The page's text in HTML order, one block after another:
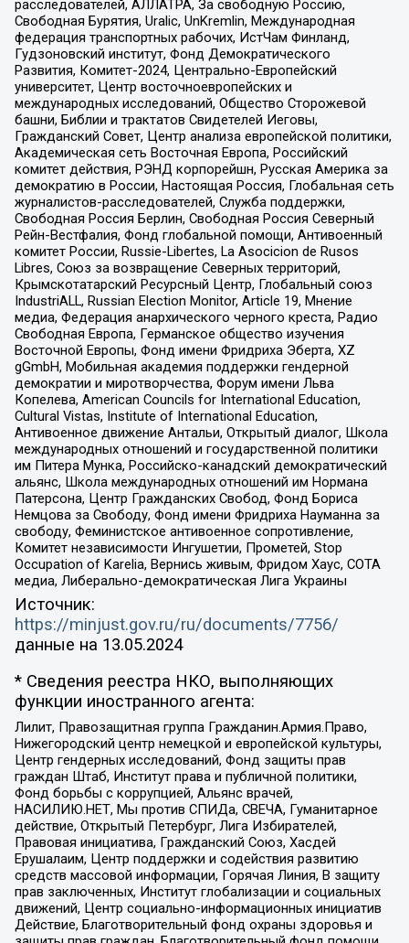
расследователей, АЛЛАТРА, За свободную Россию,
Свободная Бурятия, Uralic, UnKremlin, Международная
федерация транспортных рабочих, ИстЧам Финланд,
Гудзоновский институт, Фонд Демократического
Развития, Комитет-2024, Центрально-Европейский
университет, Центр восточноевропейских и
международных исследований, Общество Сторожевой
башни, Библии и трактатов Свидетелей Иеговы,
Гражданский Совет, Центр анализа европейской политики,
Академическая сеть Восточная Европа, Российский
комитет действия, РЭНД корпорейшн, Русская Америка за
демократию в России, Настоящая Россия, Глобальная сеть
журналистов-расследователей, Служба поддержки,
Свободная Россия Берлин, Свободная Россия Северный
Рейн-Вестфалия, Фонд глобальной помощи, Антивоенный
комитет России, Russie-Libertes, La Asocicion de Rusos
Libres, Союз за возвращение Северных территорий,
Крымскотатарский Ресурсный Центр, Глобальный союз
IndustriALL, Russian Election Monitor, Article 19, Мнение
медиа, Федерация анархического черного креста, Радио
Свободная Европа, Германское общество изучения
Восточной Европы, Фонд имени Фридриха Эберта, XZ
gGmbH, Мобильная академия поддержки гендерной
демократии и миротворчества, Форум имени Льва
Копелева, American Councils for International Education,
Cultural Vistas, Institute of International Education,
Антивоенное движение Антальи, Открытый диалог, Школа
международных отношений и государственной политики
им Питера Мунка, Российско-канадский демократический
альянс, Школа международных отношений им Нормана
Патерсона, Центр Гражданских Свобод, Фонд Бориса
Немцова за Свободу, Фонд имени Фридриха Науманна за
свободу, Феминистское антивоенное сопротивление,
Комитет независимости Ингушетии, Прометей, Stop
Occupation of Karelia, Вернись живым, Фридом Хаус, СОТА
медиа, Либерально-демократическая Лига Украины
Источник:
https://minjust.gov.ru/ru/documents/7756/
данные на 13.05.2024
* Сведения реестра НКО, выполняющих
функции иностранного агента:
Лилит, Правозащитная группа Гражданин.Армия.Право,
Нижегородский центр немецкой и европейской культуры,
Центр гендерных исследований, Фонд защиты прав
граждан Штаб, Институт права и публичной политики,
Фонд борьбы с коррупцией, Альянс врачей,
НАСИЛИЮ.НЕТ, Мы против СПИДа, СВЕЧА, Гуманитарное
действие, Открытый Петербург, Лига Избирателей,
Правовая инициатива, Гражданский Союз, Хасдей
Ерушалаим, Центр поддержки и содействия развитию
средств массовой информации, Горячая Линия, В защиту
прав заключенных, Институт глобализации и социальных
движений, Центр социально-информационных инициатив
Действие, Благотворительный фонд охраны здоровья и